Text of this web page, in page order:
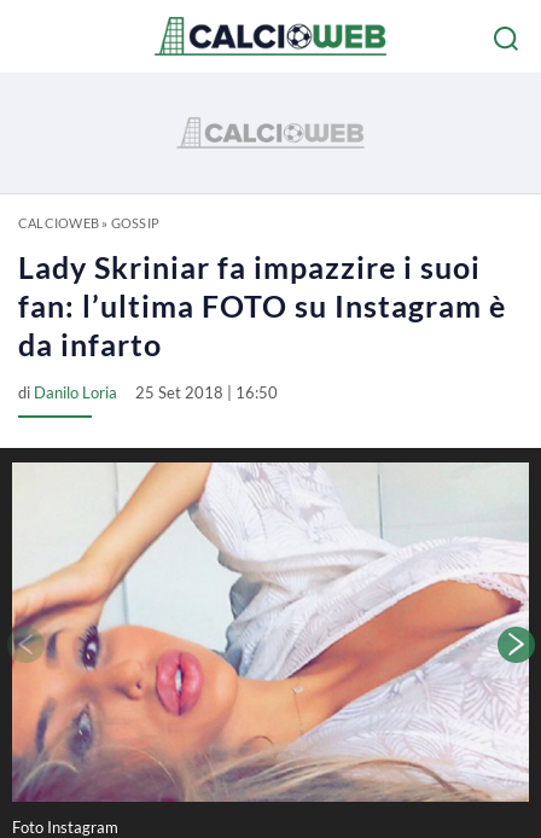
CALCIOWEB» GOSSIP
Lady Skriniar fa impazzire i suoi
fan: l’ultima FOTO su Instagram è
da infarto
di Danilo Loria 25 Set 2018 | 16:50
Foto Instagram